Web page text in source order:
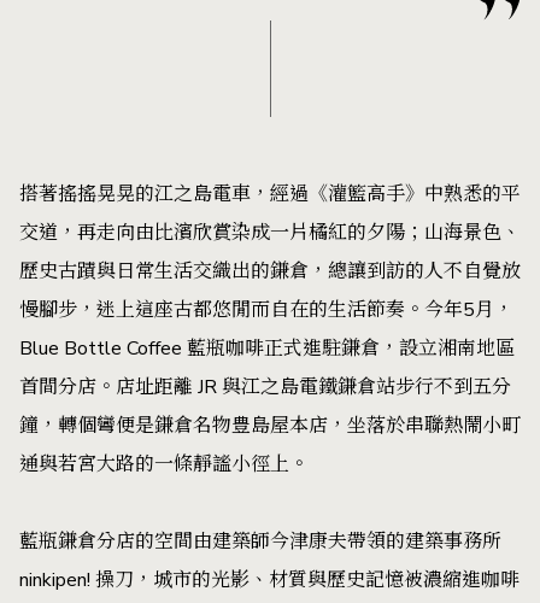
搭著搖搖晃晃的江之島電車，經過《灌籃高手》中熟悉的平
交道，再走向由比濱欣賞染成一片橘紅的夕陽；山海景色、
歷史古蹟與日常生活交織出的鎌倉，總讓到訪的人不自覺放
慢腳步，迷上這座古都悠閒而自在的生活節奏。今年5月，
Blue Bottle Coffee 藍瓶咖啡正式進駐鎌倉，設立湘南地區
首間分店。店址距離 JR 與江之島電鐵鎌倉站步行不到五分
鐘，轉個彎便是鎌倉名物豊島屋本店，坐落於串聯熱鬧小町
通與若宮大路的一條靜謐小徑上。
藍瓶鎌倉分店的空間由建築師今津康夫帶領的建築事務所
ninkipen! 操刀，城市的光影、材質與歷史記憶被濃縮進咖啡